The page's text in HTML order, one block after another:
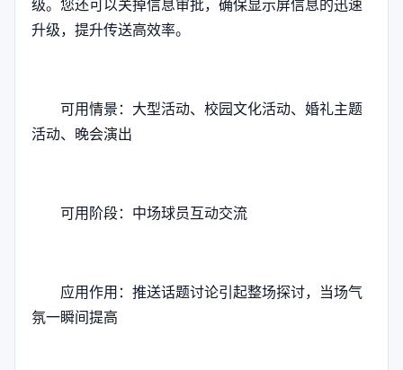
级。您还可以关掉信息审批，确保显示屏信息的迅速
升级，提升传送高效率。
可用情景：大型活动、校园文化活动、婚礼主题
活动、晚会演出
可用阶段：中场球员互动交流
应用作用：推送话题讨论引起整场探讨，当场气
氛一瞬间提高